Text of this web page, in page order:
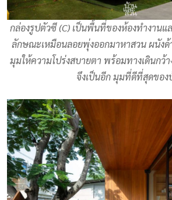
กล่องรูปตัวซี (C) เป็นพื้นที่ของห้องทำงานแ
ลักษณะเหมือนลอยพุ่งออกมาหาสวน ผนังด้
มุมให้ความโปร่งสบายตา พร้อมทางเดินกว้
จึงเป็นอีก มุมที่ดีที่สุดของ